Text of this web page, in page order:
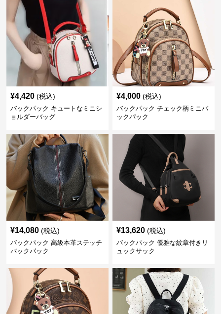
¥4,420 (税込)
バックパック キュートなミニシ
ョルダーバッグ
¥4,000 (税込)
バックパック チェック柄ミニバ
ックパック
¥14,080 (税込)
バックパック 高級本革ステッチ
バックパック
¥13,620 (税込)
バックパック 優雅な紋章付きリ
ュックサック